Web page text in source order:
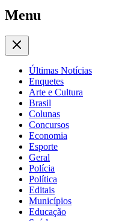
Menu
Últimas Notícias
Enquetes
Arte e Cultura
Brasil
Colunas
Concursos
Economia
Esporte
Geral
Polícia
Política
Editais
Municípios
Educação